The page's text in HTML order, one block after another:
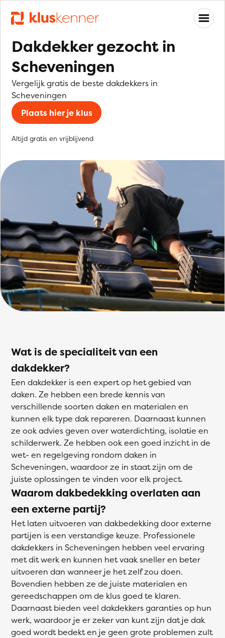
Dakdekker gezocht in
Scheveningen
Vergelijk gratis de beste dakdekkers in
Scheveningen
Plaats hier je klus
Altijd gratis en vrijblijvend
Wat is de specialiteit van een
dakdekker?
Een dakdekker is een expert op het gebied van
daken. Ze hebben een brede kennis van
verschillende soorten daken en materialen en
kunnen elk type dak repareren. Daarnaast kunnen
ze ook advies geven over waterdichting, isolatie en
schilderwerk. Ze hebben ook een goed inzicht in de
wet- en regelgeving rondom daken in
Scheveningen, waardoor ze in staat zijn om de
juiste oplossingen te vinden voor elk project.
Waarom dakbedekking overlaten aan
een externe partij?
Het laten uitvoeren van dakbedekking door externe
partijen is een verstandige keuze. Professionele
dakdekkers in Scheveningen hebben veel ervaring
met dit werk en kunnen het vaak sneller en beter
uitvoeren dan wanneer je het zelf zou doen.
Bovendien hebben ze de juiste materialen en
gereedschappen om de klus goed te klaren.
Daarnaast bieden veel dakdekkers garanties op hun
werk, waardoor je er zeker van kunt zijn dat je dak
goed wordt bedekt en je geen grote problemen zult